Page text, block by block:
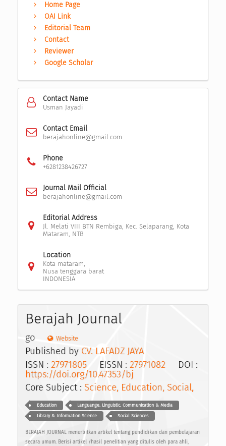
Home Page
OAI Link
Editorial Team
Contact
Reviewer
Google Scholar
Contact Name
Usman Jayadi
Contact Email
berajahonline@gmail.com
Phone
+6281238426727
Journal Mail Official
berajahonline@gmail.com
Editorial Address
Jl. Melati VIII BTN Rembiga, Kec. Selaparang, Kota
Mataram, NTB
Location
Kota mataram,
Nusa tenggara barat
INDONESIA
Berajah Journal
go Website
Published by CV. LAFADZ JAYA
ISSN : 27971805 EISSN : 27971082 DOI :
https://doi.org/10.47353/bj
Core Subject : Science, Education, Social,
Education Languange, Linguistic, Communication & Media
Library & Information Science Social Sciences
BERAJAH JOURNAL menerbitkan artikel tentang pendidikan dan pembelajaran
secara umum. Berisi artikel /hasil penelitian yang ditulis oleh para ahli,